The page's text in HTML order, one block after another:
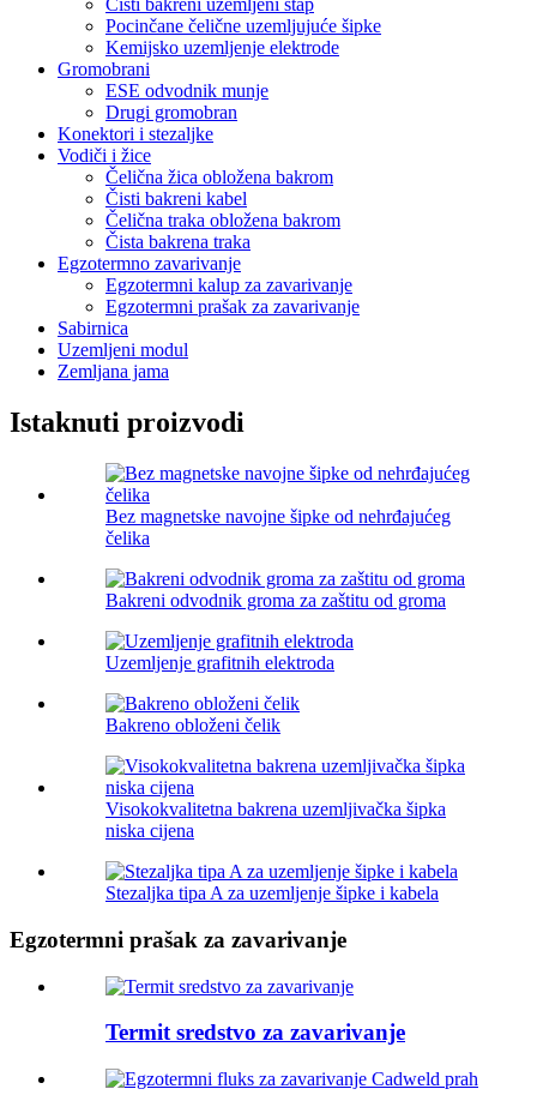
Čisti bakreni uzemljeni štap
Pocinčane čelične uzemljujuće šipke
Kemijsko uzemljenje elektrode
Gromobrani
ESE odvodnik munje
Drugi gromobran
Konektori i stezaljke
Vodiči i žice
Čelična žica obložena bakrom
Čisti bakreni kabel
Čelična traka obložena bakrom
Čista bakrena traka
Egzotermno zavarivanje
Egzotermni kalup za zavarivanje
Egzotermni prašak za zavarivanje
Sabirnica
Uzemljeni modul
Zemljana jama
Istaknuti proizvodi
Bez magnetske navojne šipke od nehrđajućeg
čelika
Bakreni odvodnik groma za zaštitu od groma
Uzemljenje grafitnih elektroda
Bakreno obloženi čelik
Visokokvalitetna bakrena uzemljivačka šipka
niska cijena
Stezaljka tipa A za uzemljenje šipke i kabela
Egzotermni prašak za zavarivanje
Termit sredstvo za zavarivanje